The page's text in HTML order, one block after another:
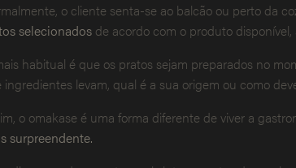
o cliente senta-se ao balcão ou perto da
selecionados de acordo com o produto
habitual é que os pratos sejam preparados no
ingredientes levam, qual é a sua origem ou como
o omakase é uma forma diferente de viver a
surpreendente.